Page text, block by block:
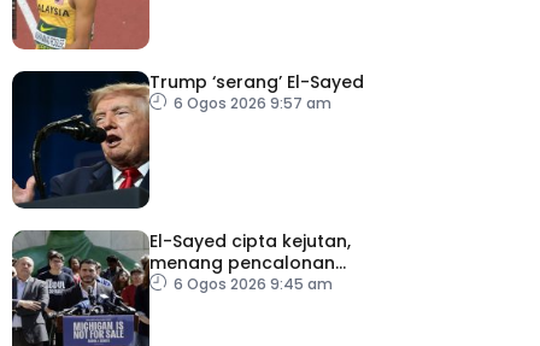
Trump ‘serang’ El-Sayed
6 Ogos 2026 9:57 am
El-Sayed cipta kejutan,
menang pencalonan
Senat AS di Michigan
6 Ogos 2026 9:45 am